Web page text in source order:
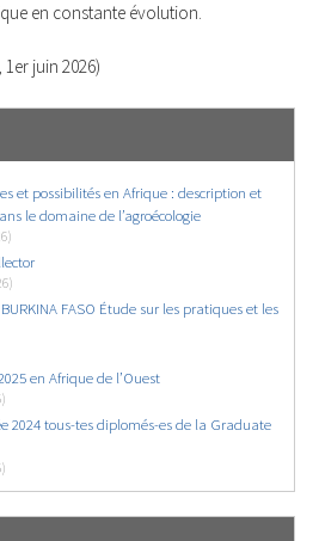
en constante évolution.
, 1er juin 2026)
et possibilités en Afrique : description et
le domaine de l’agroécologie
FASO Étude sur les pratiques et les
en Afrique de l’Ouest
2024 tous-tes diplomés-es de la Graduate